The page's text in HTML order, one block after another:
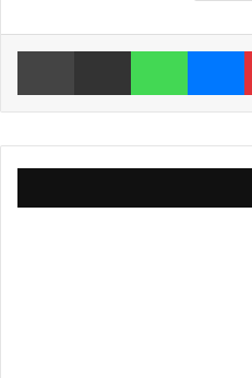
بينتيريست ماسنجر واتساب مشاركة عبر البريد